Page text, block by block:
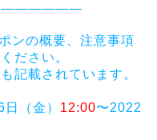
ンの概要、 注意事項
ださい。
記載されています。
（金） 12:00〜2022